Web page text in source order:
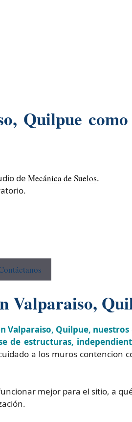
Quilpue
de Mecánica de Suelos.
Valparaiso,
Quilpue,
de estructuras,
a los muros contencion
mejor para el sitio, a